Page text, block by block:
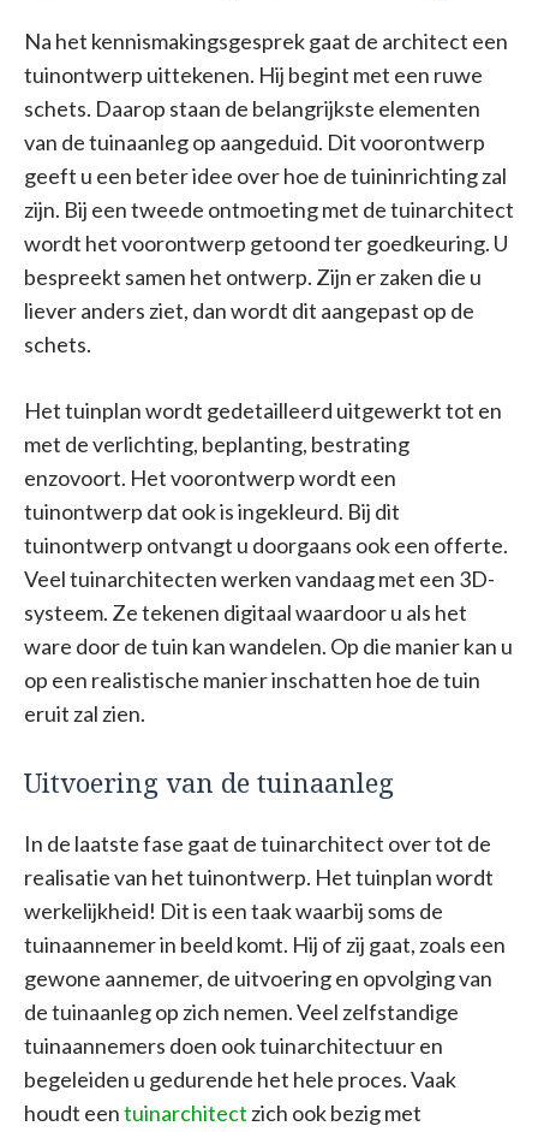
Na het kennismakingsgesprek gaat de architect een
tuinontwerp uittekenen. Hij begint met een ruwe
schets. Daarop staan de belangrijkste elementen
van de tuinaanleg op aangeduid. Dit voorontwerp
geeft u een beter idee over hoe de tuininrichting zal
zijn. Bij een tweede ontmoeting met de tuinarchitect
wordt het voorontwerp getoond ter goedkeuring. U
bespreekt samen het ontwerp. Zijn er zaken die u
liever anders ziet, dan wordt dit aangepast op de
schets.
Het tuinplan wordt gedetailleerd uitgewerkt tot en
met de verlichting, beplanting, bestrating
enzovoort. Het voorontwerp wordt een
tuinontwerp dat ook is ingekleurd. Bij dit
tuinontwerp ontvangt u doorgaans ook een offerte.
Veel tuinarchitecten werken vandaag met een 3D-
systeem. Ze tekenen digitaal waardoor u als het
ware door de tuin kan wandelen. Op die manier kan u
op een realistische manier inschatten hoe de tuin
eruit zal zien.
Uitvoering van de tuinaanleg
In de laatste fase gaat de tuinarchitect over tot de
realisatie van het tuinontwerp. Het tuinplan wordt
werkelijkheid! Dit is een taak waarbij soms de
tuinaannemer in beeld komt. Hij of zij gaat, zoals een
gewone aannemer, de uitvoering en opvolging van
de tuinaanleg op zich nemen. Veel zelfstandige
tuinaannemers doen ook tuinarchitectuur en
begeleiden u gedurende het hele proces. Vaak
houdt eentuinarchitect zich ook bezig met